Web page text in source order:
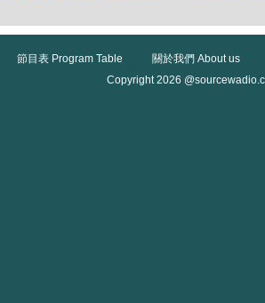
節目表 Program Table
關於我們 About us
Copyright 2026